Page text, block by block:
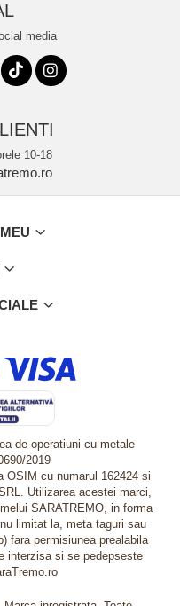
media
10-18
de operatiuni cu metale
2019
OSIM cu numarul 162424 si
Utilizarea acestei marci,
SARATREMO, in forma
limitat la, meta taguri sau
fara permisiunea prealabila
interzisa si se pedepseste